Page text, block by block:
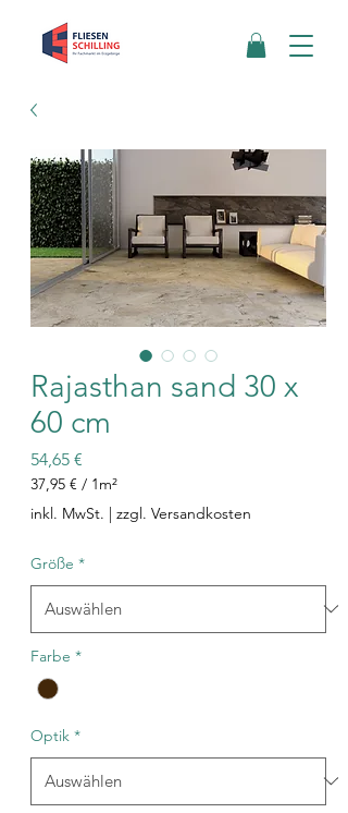
Rajasthan sand 30 x
60 cm
54,65 €
37,95 € / 1m²
37,95 €
pro
Quadratmeter
inkl. MwSt. | zzgl. Versandkosten
Größe *
Farbe *
Optik *